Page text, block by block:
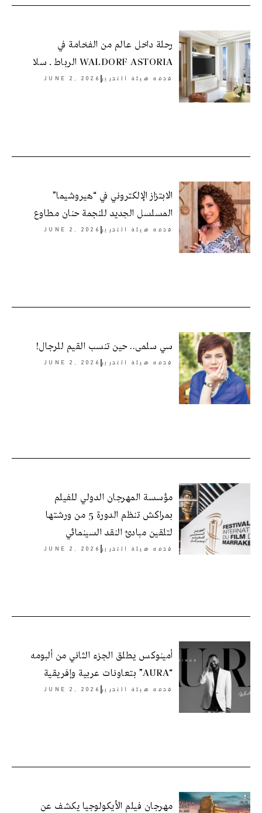
رحلة داخل عالم من الفخامة في
WALDORF ASTORIA الرباط ـ سلا
قدمه هيئة التحرير JUNE 2, 2026
الابتزاز الإلكتروني في “هيروشيما”
المسلسل الجديد للنجمة حنان مطاوع
قدمه هيئة التحرير JUNE 2, 2026
سي سلمى.. حين تنسب القيم للرجال!
قدمه هيئة التحرير JUNE 2, 2026
مؤسسة المهرجان الدولي للفيلم
بمراكش تنظم الدورة 5 من ورشتها
لتلقين مبادئ النقد السينمائي
قدمه هيئة التحرير JUNE 2, 2026
أمينوكس يطلق الجزء الثاني من ألبومه
“AURA” بتعاونات عربية وإفريقية
قدمه هيئة التحرير JUNE 2, 2026
مهرجان فيلم الأيكولوجيا يكشف عن